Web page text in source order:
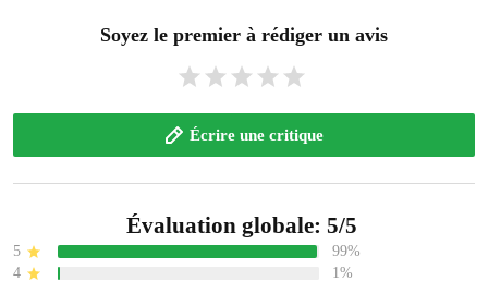
Soyez le premier à rédiger un avis
Écrire une critique
Évaluation globale: 5/5
5
99%
4
1%